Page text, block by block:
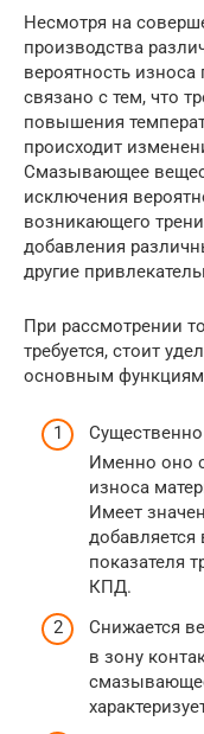
Несмотря на
производства
вероятность
связано с тем, что
повышения
происходит
Смазывающее
исключения
возникающего
добавления
другие
При рассмотрении
требуется, стоит
основным функциям
Существенно
Именно оно
износа
Имеет
добавляется
показателя
КПД.
Снижается
в зону